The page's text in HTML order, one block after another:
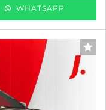
WHATSAPP